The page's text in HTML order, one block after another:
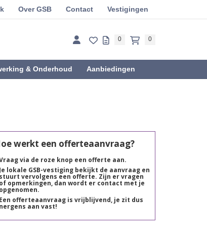
Over GSB Contact Vestigingen
0 0
& Onderhoud Aanbiedingen
werkt een offerteaanvraag?
via de roze knop een offerte aan.
Je lokale GSB-vestiging bekijkt de aanvraag en
vervolgens een offerte. Zijn er vragen
of opmerkingen, dan wordt er contact met je
opgenomen.
Een offerteaanvraag is vrijblijvend, je zit dus
nergens aan vast!